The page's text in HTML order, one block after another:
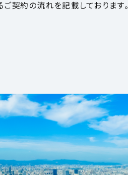
契約の流れを記載しております。